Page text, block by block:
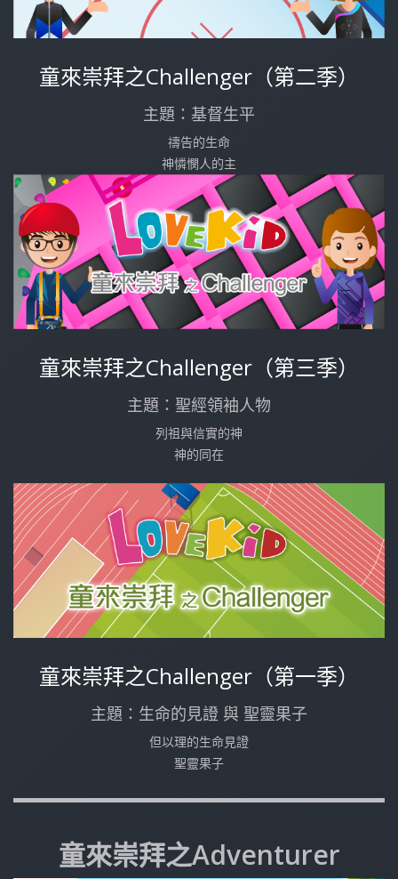
童來崇拜之Challenger（第二季）
主題：基督生平
禱告的生命
神憐憫人的主
童來崇拜之Challenger（第三季）
主題：聖經領袖人物
列祖與信實的神
神的同在
童來崇拜之Challenger（第一季）
主題：生命的見證 與 聖靈果子
但以理的生命見證
聖靈果子
童來崇拜之Adventurer